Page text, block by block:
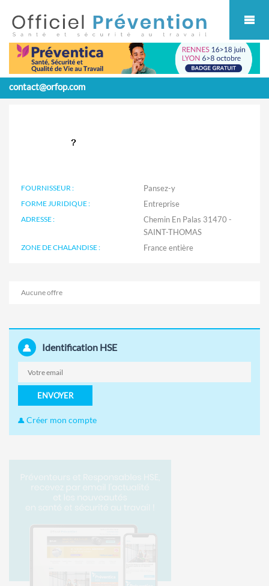
contact@orfop.com
FOURNISSEUR : Pansez-y
FORME JURIDIQUE : Entreprise
ADRESSE :
Chemin En Palas 31470 -
SAINT-THOMAS
ZONE DE CHALANDISE :
Aucune offre
Identification HSE
ENVOYER
Créer mon compte